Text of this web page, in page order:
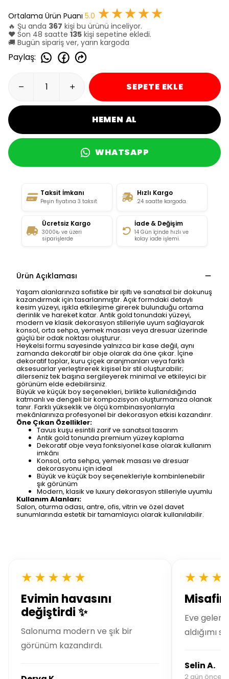
Ortalama Ürün Puanı 5.0 ★★★★★
🔥 Şu anda 367 kişi bu ürünü inceliyor.
❤️ Son 48 saatte 135 kişi sepetine ekledi.
🚚 Bugün sipariş ver, yarın kargoda
Paylaş:
SEPETE EKLE
HEMEN AL
WHATSAPP
Taksit İmkanı
Peşin fiyatına 3 taksit
Hızlı Kargo
24 saatte kargoda.
Ücretsiz Kargo
3000₺ ve üzeri
siparişlerde
İade & Değişim
14 Gün İçinde hızlı ve
kolay iade işlemi.
Ürün Açıklaması
Yaşam alanlarınıza sofistike bir ışıltı ve sanatsal bir dokunuş
kazandırmak için tasarlanmıştır. Açık formdaki detaylı
kesim yüzeyi, ışıkla etkileşime girerek bulunduğu ortama
derinlik ve hareket katar. Antik gold tonundaki yüzeyi,
modern ve klasik dekorasyon stilleriyle uyum sağlayarak
konsol, orta sehpa, yemek masası veya dresuar üzerinde
güçlü bir odak noktası oluşturur.
Heykelsi formu sayesinde yalnızca bir kase değil, aynı
zamanda dekoratif bir obje olarak da öne çıkar. İçine
dekoratif toplar, kuru çiçek aranjmanları veya farklı
aksesuarlar yerleştirerek kişisel bir stil oluşturabilir;
dilerseniz tek başına sergileyerek minimal ve etkileyici bir
görünüm elde edebilirsiniz.
Büyük ve küçük boy seçenekleri, birlikte kullanıldığında
katmanlı ve dengeli bir kompozisyon oluşturmanıza olanak
tanır. Farklı yükseklik ve ölçü kombinasyonlarıyla
mekânlarınıza profesyonel bir dekorasyon etkisi kazandırır.
Öne Çıkan Özellikler:
Tavus kuşu esintili zarif ve sanatsal tasarım
Antik gold tonunda premium yüzey kaplama
Dekoratif obje veya fonksiyonel kase olarak kullanım
imkânı
Konsol, orta sehpa, yemek masası ve dresuar
dekorasyonu için ideal
Büyük ve küçük boy seçenekleriyle kombinlenebilir
şık görünüm
Modern, klasik ve luxury dekorasyon stilleriyle uyumlu
Kullanım Alanları:
Salon, oturma odası, antre, ofis, vitrin ve özel davet
sunumlarında estetik bir tamamlayıcı olarak kullanılabilir.
★★★★★
Evimin havasını
değiştirdi ✨
Salonuma modern ve şık bir
görünüm kazandırdı.
Eve gelen
aldığımı
Selin A.
2 gün önce